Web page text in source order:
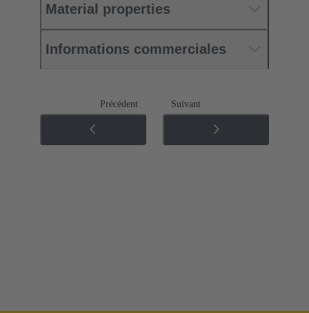
Material properties
Informations commerciales
Précédent Suivant